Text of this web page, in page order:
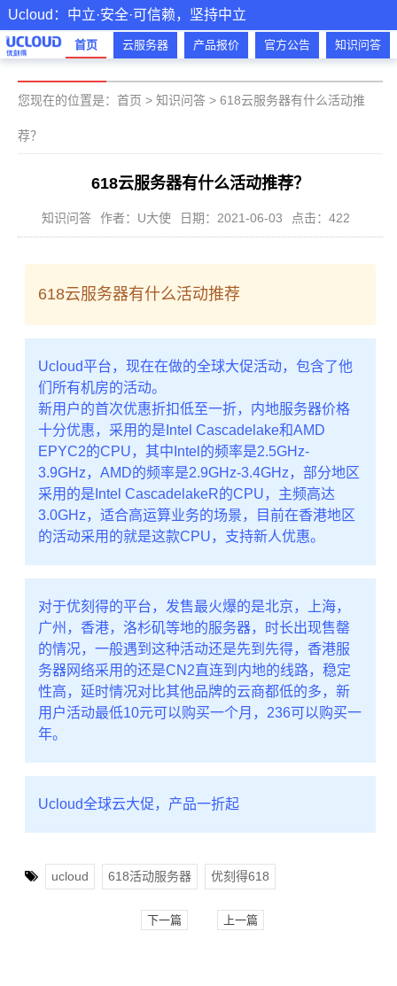
Ucloud：中立·安全·可信赖，坚持中立
首页 云服务器 产品报价 官方公告 知识问答
您现在的位置是： 首页 > 知识问答 > 618云服务器有什么活动推
荐？
618云服务器有什么活动推荐？
知识问答 作者：U大使 日期：2021-06-03 点击：422
618云服务器有什么活动推荐
Ucloud平台，现在在做的全球大促活动，包含了他
们所有机房的活动。
新用户的首次优惠折扣低至一折，内地服务器价格
十分优惠，采用的是Intel Cascadelake和AMD
EPYC2的CPU，其中Intel的频率是2.5GHz-
3.9GHz，AMD的频率是2.9GHz-3.4GHz，部分地区
采用的是Intel CascadelakeR的CPU，主频高达
3.0GHz，适合高运算业务的场景，目前在香港地区
的活动采用的就是这款CPU，支持新人优惠。
对于优刻得的平台，发售最火爆的是北京，上海，
广州，香港，洛杉矶等地的服务器，时长出现售罄
的情况，一般遇到这种活动还是先到先得，香港服
务器网络采用的还是CN2直连到内地的线路，稳定
性高，延时情况对比其他品牌的云商都低的多，新
用户活动最低10元可以购买一个月，236可以购买一
年。
Ucloud全球云大促，产品一折起
ucloud 618活动服务器 优刻得618
下一篇 上一篇